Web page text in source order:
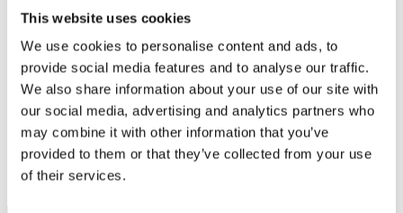
This website uses cookies
We use cookies to personalise content and ads, to
provide social media features and to analyse our traffic.
We also share information about your use of our site with
our social media, advertising and analytics partners who
may combine it with other information that you’ve
provided to them or that they’ve collected from your use
of their services.
Spara mitt namn, min e-postadress och webbplats i denna
webbläsare till nästa gång jag skriver en kommentar.
Från och med 30 maj kan företag i södra Sverige söka elstöd
Hur skyddar jag mitt företag vid skilsmässa?